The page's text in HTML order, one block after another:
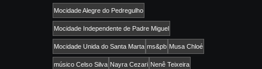
Mocidade Alegre do Pedregulho
Mocidade Independente de Padre Miguel
Mocidade Unida do Santa Marta ms&pb Musa Chloé
músico Celso Silva Nayra Cezari Nenê Teixeira